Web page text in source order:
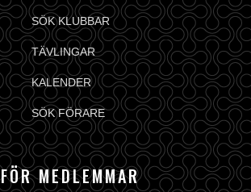
SÖK KLUBBAR
TÄVLINGAR
KALENDER
SÖK FÖRARE
FÖR MEDLEMMAR